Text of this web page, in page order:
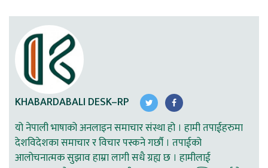
KHABARDABALI DESK–RP
यो नेपाली भाषाको अनलाइन समाचार संस्था हो । हामी तपाईहरुमा
देशविदेशका समाचार र विचार पस्कने गर्छौ । तपाईको
आलोचनात्मक सुझाव हाम्रा लागी सधै ग्रह्य छ । हामीलाई